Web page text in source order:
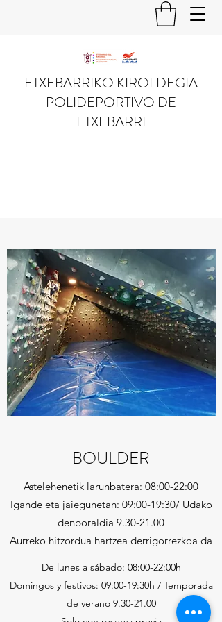
ETXEBARRIKO KIROLDEGIA
POLIDEPORTIVO DE
ETXEBARRI
BOULDER
Astelehenetik larunbatera: 08:00-22:00
Igande eta jaiegunetan: 09:00-19:30/ Udako
denboraldia 9.30-21.00
Aurreko hitzordua hartzea derrigorrezkoa da
De lunes a sábado: 08:00-22:00h
Domingos y festivos: 09:00-19:30h / Temporada
de verano 9.30-21.00